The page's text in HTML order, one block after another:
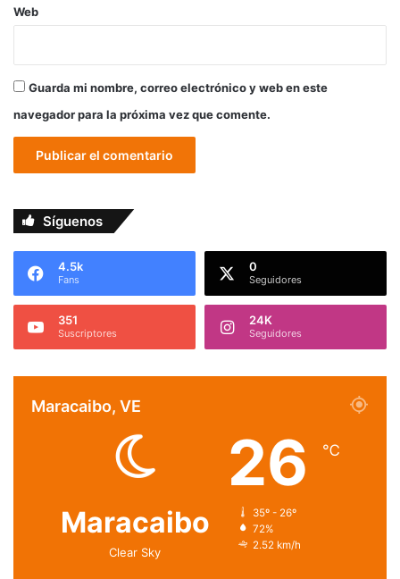
Web
Guarda mi nombre, correo electrónico y web en este
navegador para la próxima vez que comente.
Síguenos
4.5k
Fans
0
Seguidores
351
Suscriptores
24K
Seguidores
Maracaibo, VE
Maracaibo
Clear Sky
26 ℃
35º - 26º
72%
2.52 km/h